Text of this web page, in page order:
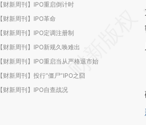
【财新周刊】IPO重启倒计时
【财新周刊】IPO革命
【财新周刊】IPO定调注册制
【财新周刊】IPO新规久唤难出
【财新周刊】IPO重启当从严格退市始
【财新周刊】投行“僵尸”IPO之囧
【财新周刊】IPO自查战况